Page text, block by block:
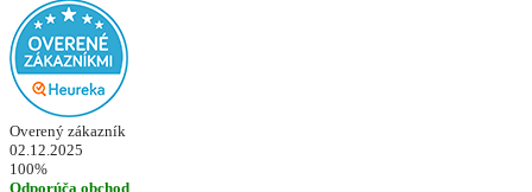
Overený zákazník
02.12.2025
100%
Odporúča obchod